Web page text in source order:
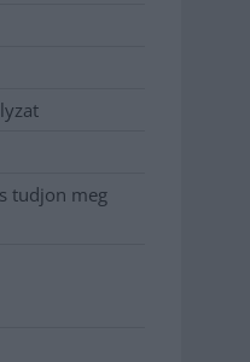
tudjon meg